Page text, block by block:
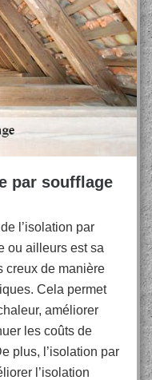
par soufflage
l’isolation par
ou ailleurs est sa
creux de manière
Cela permet
améliorer
les coûts de
plus, l’isolation par
l’isolation